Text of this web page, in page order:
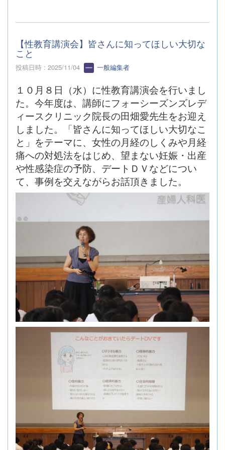
【性教育講演会】皆さんに知ってほしい大切な
こと
投稿日時 : 2025/11/04 一般編集者
１０月８日（水）に性教育講演会を行いまし
た。今年度は、講師にフォーシーズンズレデ
ィースクリニック院長の田畑愛先生をお迎え
しました。「皆さんに知ってほしい大切なこ
と」をテーマに、女性の月経のしくみや月経
痛への対処法をはじめ、望まない妊娠・出産
や性感染症の予防、デートＤＶなどについ
て、事例を交えながらお話頂きました。